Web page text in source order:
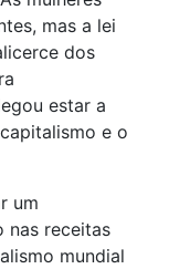
mas a lei
dos
estar a
e o
um
nas receitas
mundial